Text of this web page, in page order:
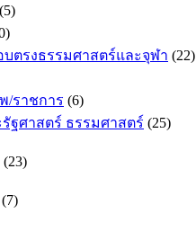
(5)
บตรงธรรมศาสตร์และจุฬา (22)
/ราชการ (6)
ฐศาสตร์ ธรรมศาสตร์ (25)
(23)
(7)